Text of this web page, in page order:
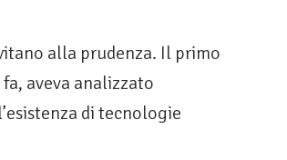
alla prudenza. Il primo
aveva analizzato
di tecnologie